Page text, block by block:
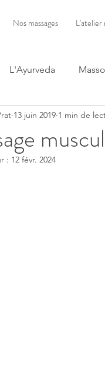
Nos massages L'atelier
L'Ayurveda
13 juin 2019 1 min de
: 12 févr. 2024
sur 5.